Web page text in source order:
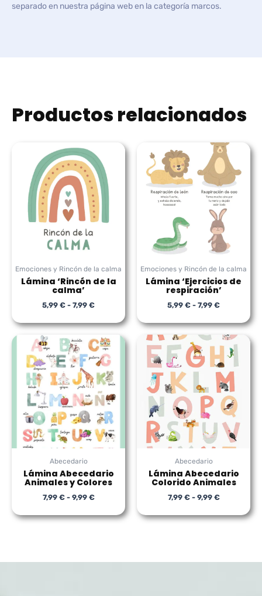
separado en nuestra página web en la categoría marcos.
Productos relacionados
Emociones y Rincón de la calma
Lámina ‘Rincón de la
calma’
5,99 € - 7,99 €
de
precios:
desde
5,99 €
hasta
7,99 €
Emociones y Rincón de la calma
Lámina ‘Ejercicios de
respiración’
5,99 € - 7,99 €
Rango
de
precios:
desde
5,99 €
hasta
7,99 €
Abecedario
Lámina Abecedario
Animales y Colores
7,99 € - 9,99 €
Rango
de
precios:
desde
7,99 €
hasta
9,99 €
Abecedario
Lámina Abecedario
Colorido Animales
7,99 € - 9,99 €
Rango
de
precios:
desde
7,99 €
hasta
9,99 €